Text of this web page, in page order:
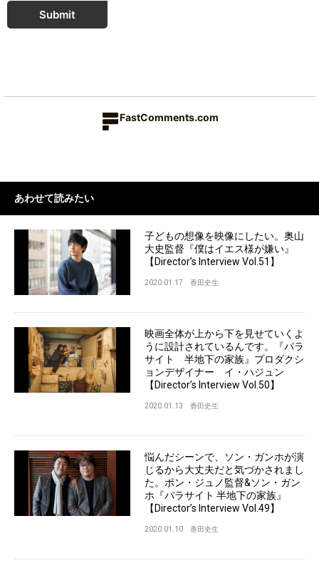
Submit
FastComments.com
あわせて読みたい
子どもの想像を映像にしたい。奥山
大史監督『僕はイエス様が嫌い』
【Director’s Interview Vol.51】
2020.01.17 香田史生
映画全体が上から下を見せていくよ
うに設計されているんです。『パラ
サイト 半地下の家族』プロダクシ
ョンデザイナー イ・ハジュン
【Director’s Interview Vol.50】
2020.01.13 香田史生
悩んだシーンで、ソン・ガンホが演
じるから大丈夫だと気づかされまし
た。ポン・ジュノ監督&ソン・ガン
ホ『パラサイト 半地下の家族』
【Director’s Interview Vol.49】
2020.01.10 香田史生